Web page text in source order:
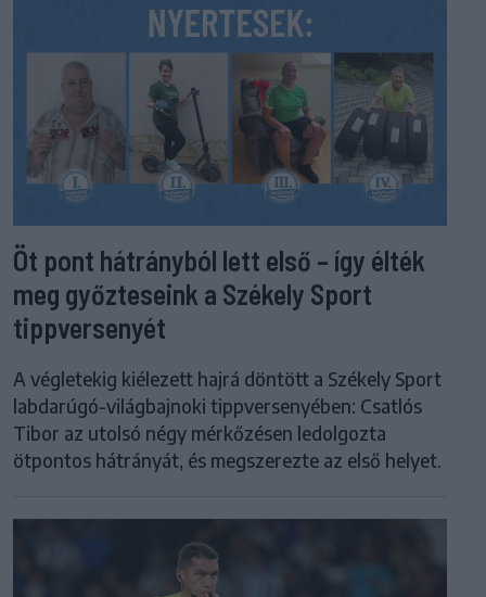
Öt pont hátrányból lett első – így élték
meg győzteseink a Székely Sport
tippversenyét
A végletekig kiélezett hajrá döntött a Székely Sport
labdarúgó-világbajnoki tippversenyében: Csatlós
Tibor az utolsó négy mérkőzésen ledolgozta
ötpontos hátrányát, és megszerezte az első helyet.